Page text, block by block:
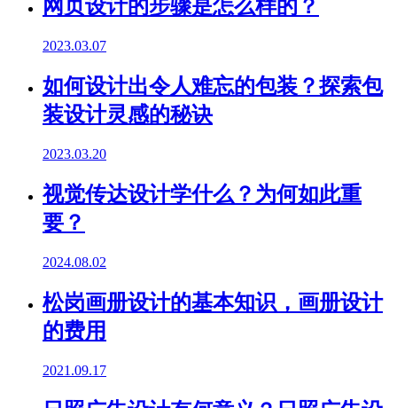
网页设计的步骤是怎么样的？
2023.03.07
如何设计出令人难忘的包装？探索包
装设计灵感的秘诀
2023.03.20
视觉传达设计学什么？为何如此重
要？
2024.08.02
松岗画册设计的基本知识，画册设计
的费用
2021.09.17